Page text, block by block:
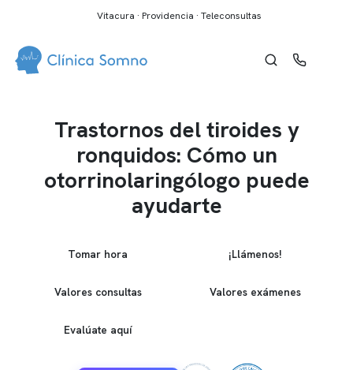
Vitacura · Providencia · Teleconsultas
Trastornos del tiroides y
ronquidos: Cómo un
otorrinolaringólogo puede
ayudarte
Tomar hora ¡Llámenos!
Valores consultas Valores exámenes
Evalúate aquí